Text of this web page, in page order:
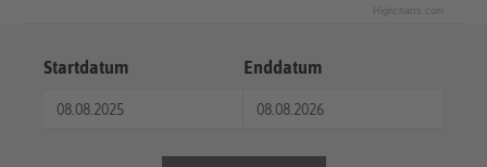
Highcharts.com
Startdatum Enddatum